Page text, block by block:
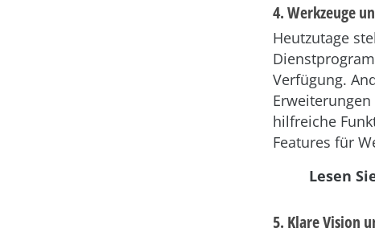
4. Werkzeuge
Heutzutage
Verfügung.
hilfreiche
Features für
Lesen
5. Klare Vision